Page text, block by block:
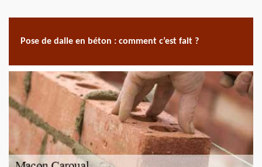
Pose de dalle en béton : comment c’est fait ?